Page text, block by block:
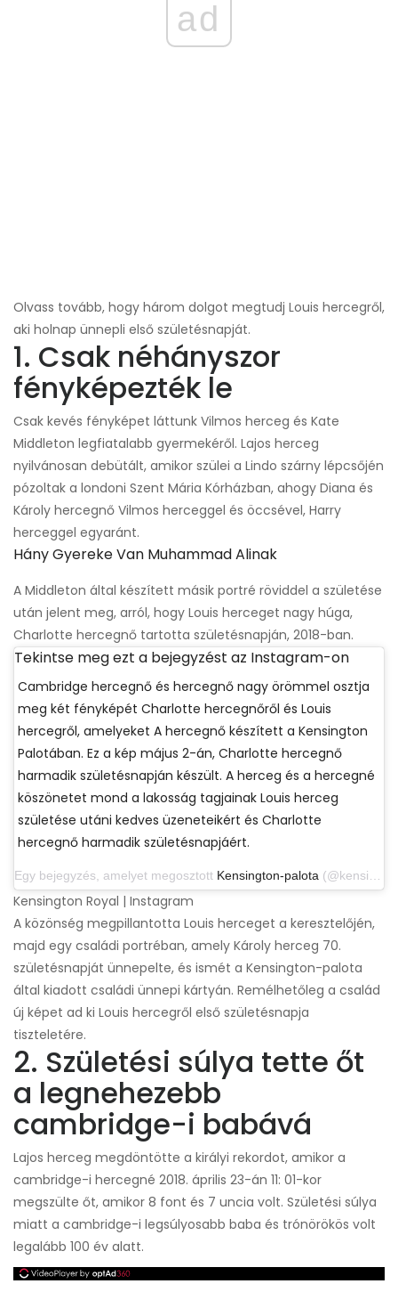
ad
Olvass tovább, hogy három dolgot megtudj Louis hercegről,
aki holnap ünnepli első születésnapját.
1. Csak néhányszor
fényképezték le
Csak kevés fényképet láttunk Vilmos herceg és Kate
Middleton legfiatalabb gyermekéről. Lajos herceg
nyilvánosan debütált, amikor szülei a Lindo szárny lépcsőjén
pózoltak a londoni Szent Mária Kórházban, ahogy Diana és
Károly hercegnő Vilmos herceggel és öccsével, Harry
herceggel egyaránt.
Hány Gyereke Van Muhammad Alinak
A Middleton által készített másik portré röviddel a születése
után jelent meg, arról, hogy Louis herceget nagy húga,
Charlotte hercegnő tartotta születésnapján, 2018-ban.
Tekintse meg ezt a bejegyzést az Instagram-on
Cambridge hercegnő és hercegnő nagy örömmel osztja
meg két fényképét Charlotte hercegnőről és Louis
hercegről, amelyeket A hercegnő készített a Kensington
Palotában. Ez a kép május 2-án, Charlotte hercegnő
harmadik születésnapján készült. A herceg és a hercegné
köszönetet mond a lakosság tagjainak Louis herceg
születése utáni kedves üzeneteikért és Charlotte
hercegnő harmadik születésnapjáért.
Egy bejegyzés, amelyet megosztott Kensington-palota (@kensingtonroyal) 2018. május 5-én, 16:00 PDT-kor
Kensington Royal | Instagram
A közönség megpillantotta Louis herceget a keresztelőjén,
majd egy családi portréban, amely Károly herceg 70.
születésnapját ünnepelte, és ismét a Kensington-palota
által kiadott családi ünnepi kártyán. Remélhetőleg a család
új képet ad ki Louis hercegről első születésnapja
tiszteletére.
2. Születési súlya tette őt
a legnehezebb
cambridge-i babává
Lajos herceg megdöntötte a királyi rekordot, amikor a
cambridge-i hercegné 2018. április 23-án 11: 01-kor
megszülte őt, amikor 8 font és 7 uncia volt. Születési súlya
miatt a cambridge-i legsúlyosabb baba és trónörökös volt
legalább 100 év alatt.